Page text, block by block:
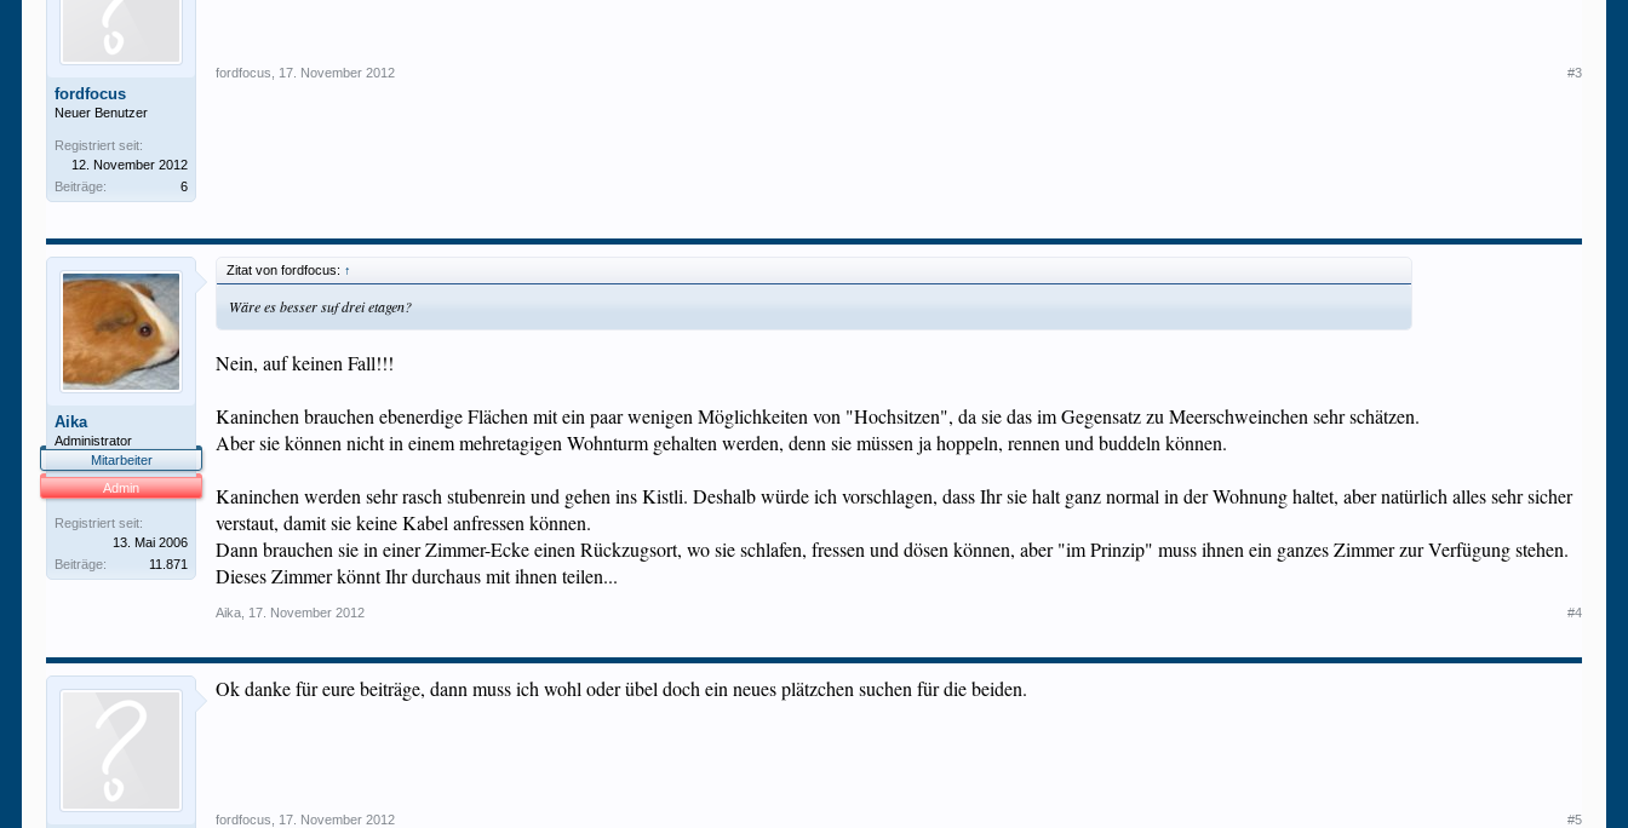
fordfocus
Neuer Benutzer
Registriert seit:
12. November 2012
Beiträge:
6
fordfocus 17. November 2012 #3
Aika
Administrator
Mitarbeiter
Admin
Registriert seit:
13. Mai 2006
Beiträge:
11.871
Zitat von fordfocus: ↑
Wäre es besser suf drei etagen?
Nein, auf keinen Fall!!!
Kaninchen brauchen ebenerdige Flächen mit ein paar wenigen Möglichkeiten von "Hochsitzen", da sie das im Gegensatz zu Meerschweinchen sehr schätzen.
Aber sie können nicht in einem mehretagigen Wohnturm gehalten werden, denn sie müssen ja hoppeln, rennen und buddeln können.
Kaninchen werden sehr rasch stubenrein und gehen ins Kistli. Deshalb würde ich vorschlagen, dass Ihr sie halt ganz normal in der Wohnung haltet, aber natürlich alles sehr sicher
verstaut, damit sie keine Kabel anfressen können.
Dann brauchen sie in einer Zimmer-Ecke einen Rückzugsort, wo sie schlafen, fressen und dösen können, aber "im Prinzip" muss ihnen ein ganzes Zimmer zur Verfügung stehen.
Dieses Zimmer könnt Ihr durchaus mit ihnen teilen...
Aika 17. November 2012 #4
Ok danke für eure beiträge, dann muss ich wohl oder übel doch ein neues plätzchen suchen für die beiden.
fordfocus 17. November 2012 #5